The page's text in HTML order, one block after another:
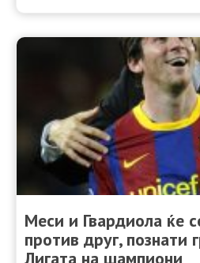
Меси и Гвардиола ќе
против друг, познати
Лигата на шампиони